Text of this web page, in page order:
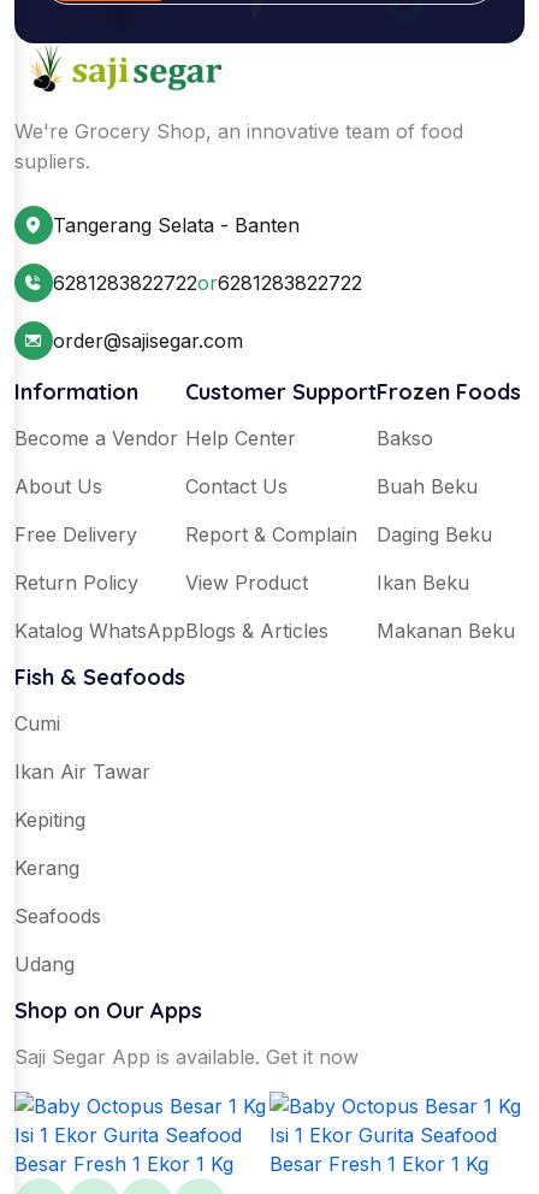
We're Grocery Shop, an innovative team of food
supliers.
Tangerang Selata - Banten
6281283822722or6281283822722
order@sajisegar.com
Information
Become a Vendor
About Us
Free Delivery
Return Policy
Katalog WhatsApp
Customer Support
Help Center
Contact Us
Report & Complain
View Product
Blogs & Articles
Frozen Foods
Bakso
Buah Beku
Daging Beku
Ikan Beku
Makanan Beku
Fish & Seafoods
Cumi
Ikan Air Tawar
Kepiting
Kerang
Seafoods
Udang
Shop on Our Apps
Saji Segar App is available. Get it now